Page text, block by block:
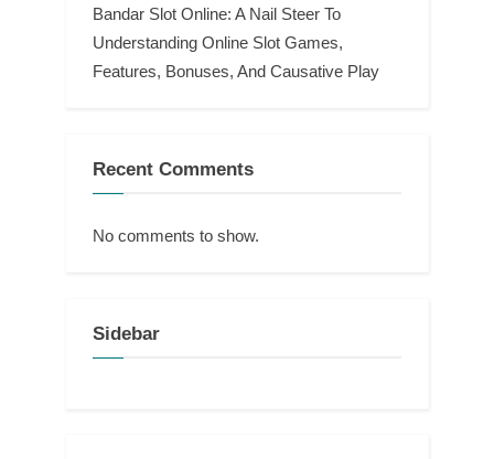
Bandar Slot Online: A Nail Steer To
Understanding Online Slot Games,
Features, Bonuses, And Causative Play
Recent Comments
No comments to show.
Sidebar